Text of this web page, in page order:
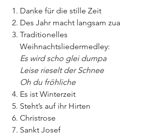
Danke für die stille Zeit
Des Jahr macht langsam zua
Traditionelles
Weihnachtsliedermedley:
Es wird scho glei dumpa
Leise rieselt der Schnee
Oh du fröhliche
Es ist Winterzeit
Steht’s auf ihr Hirten
Christrose
Sankt Josef